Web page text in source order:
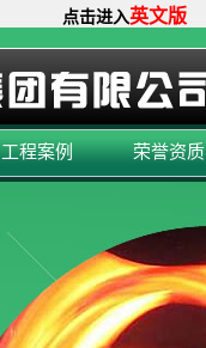
点击进入英文版
工程案例 荣誉资质